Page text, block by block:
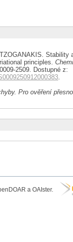
Stability
principles.
2509. Dostupné z:
.
Pro ověření
a OAIster.